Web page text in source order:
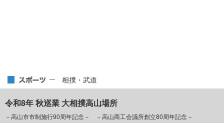
相撲・武道
令和8年 秋巡業 大相撲高山場所
－高山市市制施行90周年記念－ －高山商工会議所創立80周年記念－